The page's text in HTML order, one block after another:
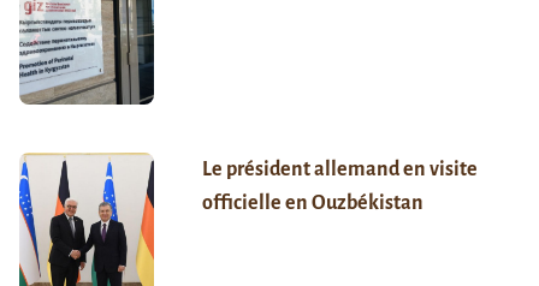
Le président allemand en visite
officielle en Ouzbékistan